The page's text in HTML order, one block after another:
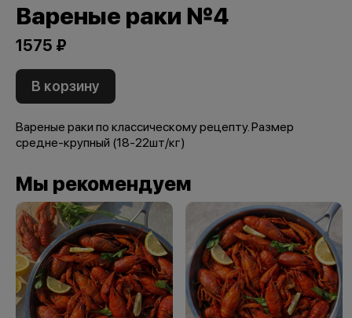
Вареные раки №4
1575 ₽
В корзину
Вареные раки по классическому рецепту. Размер
средне-крупный (18-22шт/кг)
Мы рекомендуем